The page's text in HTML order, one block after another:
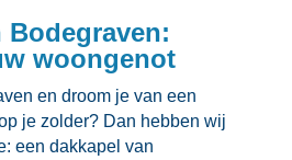
Bodegraven:
woongenot
en droom je van een
je zolder? Dan hebben wij
een dakkapel van